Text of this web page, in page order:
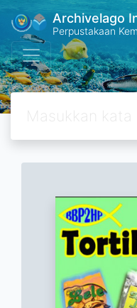
Archivelago
Perpustakaan